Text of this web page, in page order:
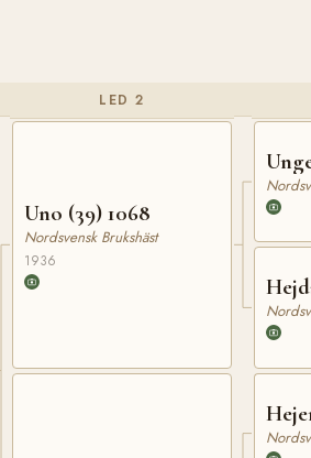
LED 2
Uno (39) 1068
Nordsvensk Brukshäst
1936